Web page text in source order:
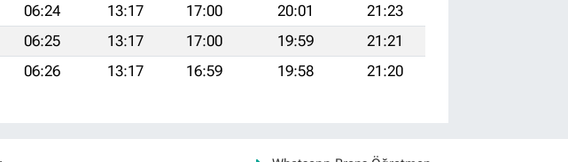
06:24 13:17 17:00 20:01
21:23
06:25 13:17 17:00 19:59
21:21
06:26 13:17 16:59 19:58 21:20